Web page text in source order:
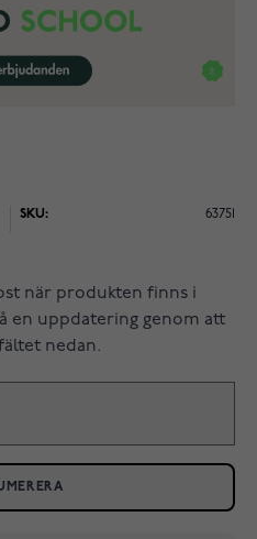
SKU: 63751
när produkten finns i
en uppdatering genom att
nedan.